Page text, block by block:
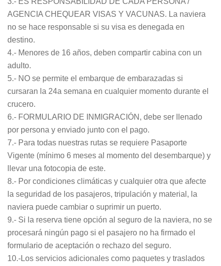
AGENCIA CHEQUEAR VISAS Y VACUNAS. La naviera
no se hace responsable si su visa es denegada en
destino.
4.- Menores de 16 años, deben compartir cabina con un
adulto.
5.- NO se permite el embarque de embarazadas si
cursaran la 24a semana en cualquier momento durante el
crucero.
6.- FORMULARIO DE INMIGRACIÓN, debe ser llenado
por persona y enviado junto con el pago.
7.- Para todas nuestras rutas se requiere Pasaporte
Vigente (mínimo 6 meses al momento del desembarque) y
llevar una fotocopia de este.
8.- Por condiciones climáticas y cualquier otra que afecte
la seguridad de los pasajeros, tripulación y material, la
naviera puede cambiar o suprimir un puerto.
9.- Si la reserva tiene opción al seguro de la naviera, no se
procesará ningún pago si el pasajero no ha firmado el
formulario de aceptación o rechazo del seguro.
10.-Los servicios adicionales como paquetes y traslados